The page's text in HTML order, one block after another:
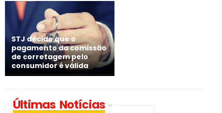
STJ decide que o
pagamento da comissão
de corretagem pelo
consumidor é válida
Últimas Notícias